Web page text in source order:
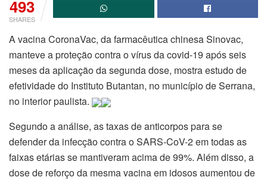
493
SHARES
A vacina CoronaVac, da farmacêutica chinesa Sinovac,
manteve a proteção contra o vírus da covid-19 após seis
meses da aplicação da segunda dose, mostra estudo de
efetividade do Instituto Butantan, no município de Serrana,
no interior paulista.
Segundo a análise, as taxas de anticorpos para se
defender da infecção contra o SARS-CoV-2 em todas as
faixas etárias se mantiveram acima de 99%. Além disso, a
dose de reforço da mesma vacina em idosos aumentou de